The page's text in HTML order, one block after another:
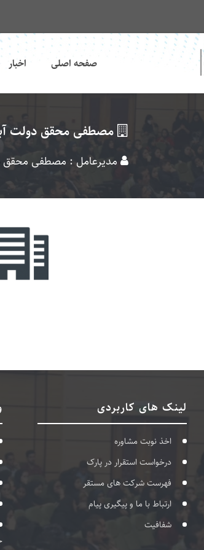
صفحه اصلی اخبار
مصطفی محقق دولت
مدیرعامل : مصطفی محقق
لینک های کاربردی
اخذ نوبت مشاوره
درخواست استقرار در پارک
فهرست شرکت های مستقر
ارتباط با ما و پیگیری پیام
شفافیت